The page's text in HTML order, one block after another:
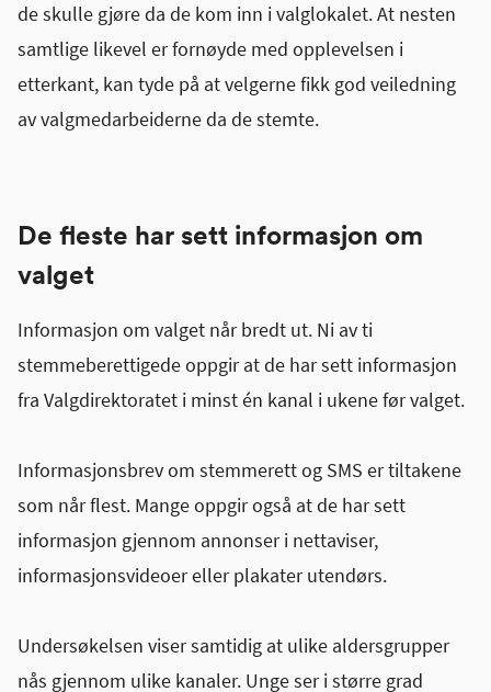
de skulle gjøre da de kom inn i valglokalet. At nesten
samtlige likevel er fornøyde med opplevelsen i
etterkant, kan tyde på at velgerne fikk god veiledning
av valgmedarbeiderne da de stemte.
De fleste har sett informasjon om
valget
Informasjon om valget når bredt ut. Ni av ti
stemmeberettigede oppgir at de har sett informasjon
fra Valgdirektoratet i minst én kanal i ukene før valget.
Informasjonsbrev om stemmerett og SMS er tiltakene
som når flest. Mange oppgir også at de har sett
informasjon gjennom annonser i nettaviser,
informasjonsvideoer eller plakater utendørs.
Undersøkelsen viser samtidig at ulike aldersgrupper
nås gjennom ulike kanaler. Unge ser i større grad